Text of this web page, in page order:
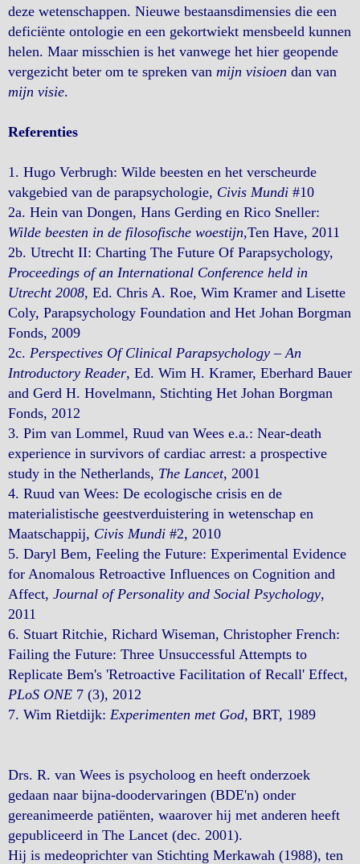
deze wetenschappen. Nieuwe bestaansdimensies die een
deficiënte ontologie en een gekortwiekt mensbeeld kunnen
helen. Maar misschien is het vanwege het hier geopende
vergezicht beter om te spreken van mijn visioen dan van
mijn visie.
Referenties
1. Hugo Verbrugh: Wilde beesten en het verscheurde
vakgebied van de parapsychologie, Civis Mundi #10
2a. Hein van Dongen, Hans Gerding en Rico Sneller:
Wilde beesten in de filosofische woestijn,Ten Have, 2011
2b. Utrecht II: Charting The Future Of Parapsychology,
Proceedings of an International Conference held in
Utrecht 2008, Ed. Chris A. Roe, Wim Kramer and Lisette
Coly, Parapsychology Foundation and Het Johan Borgman
Fonds, 2009
2c. Perspectives Of Clinical Parapsychology – An
Introductory Reader, Ed. Wim H. Kramer, Eberhard Bauer
and Gerd H. Hovelmann, Stichting Het Johan Borgman
Fonds, 2012
3. Pim van Lommel, Ruud van Wees e.a.: Near-death
experience in survivors of cardiac arrest: a prospective
study in the Netherlands, The Lancet, 2001
4. Ruud van Wees: De ecologische crisis en de
materialistische geestverduistering in wetenschap en
Maatschappij, Civis Mundi #2, 2010
5. Daryl Bem, Feeling the Future: Experimental Evidence
for Anomalous Retroactive Influences on Cognition and
Affect, Journal of Personality and Social Psychology,
2011
6. Stuart Ritchie, Richard Wiseman, Christopher French:
Failing the Future: Three Unsuccessful Attempts to
Replicate Bem's 'Retroactive Facilitation of Recall' Effect,
PLoS ONE 7 (3), 2012
7. Wim Rietdijk: Experimenten met God, BRT, 1989
Drs. R. van Wees is psycholoog en heeft onderzoek
gedaan naar bijna-doodervaringen (BDE'n) onder
gereanimeerde patiënten, waarover hij met anderen heeft
gepubliceerd in The Lancet (dec. 2001).
Hij is medeoprichter van Stichting Merkawah (1988), ten